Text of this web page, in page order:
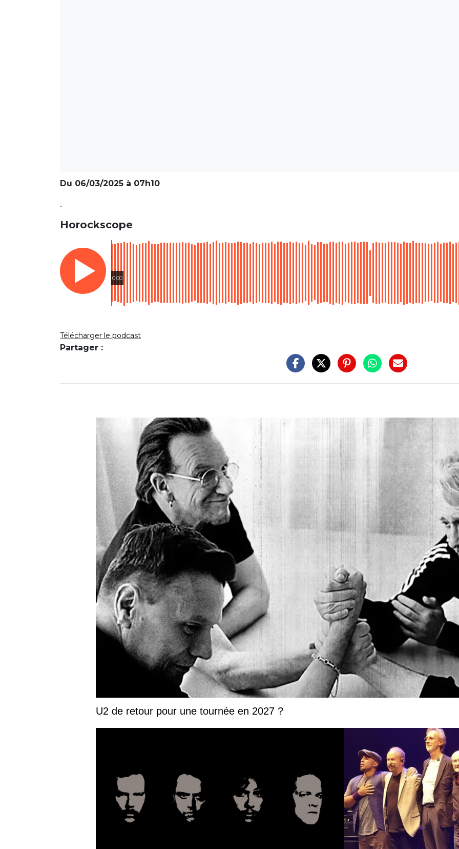
Du 06/03/2025 à 07h10
.
Horockscope
0:00
Télécharger le podcast
Partager :
U2 de retour pour une tournée en 2027 ?